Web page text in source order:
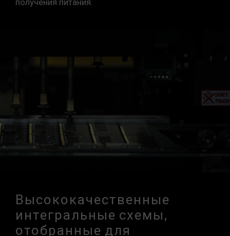
получения питания.
Высококачественные
интегральные схемы,
отобранные для